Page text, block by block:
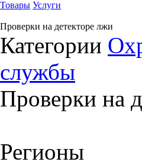
Товары Услуги
Проверки на детекторе лжи
Категории
службы
Проверки на
Регионы